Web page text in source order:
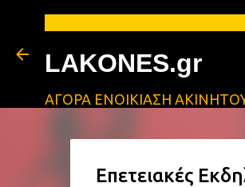
LAKONES.gr
ΑΓΟΡΑ ΕΝΟΙΚΙΑΣΗ
Επετειακές